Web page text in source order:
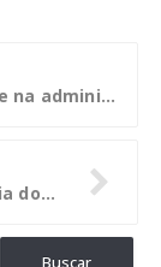
TCU: Ações de sustentabilidade na administração pública ainda são insuficientes
Audiência na Câmara discute auditoria do TCE no transporte coletivo de Cuiabá